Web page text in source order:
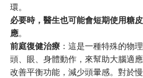
環。
必要時，醫生也可能會短期使用糖
應。
前庭復健治療 ：這是一種特殊的物
頭、眼、身體動作，來幫助大腦適
改善平衡功能，減少頭暈感。對於